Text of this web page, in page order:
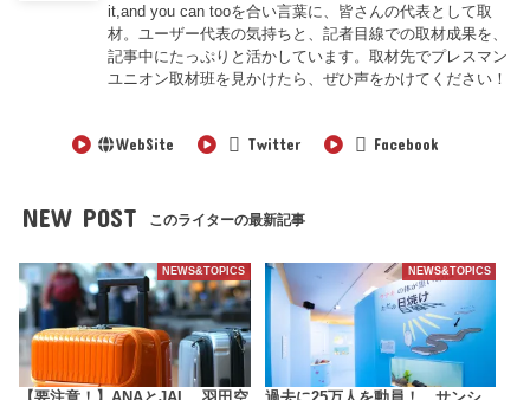
it,and you can tooを合い言葉に、皆さんの代表として取
材。ユーザー代表の気持ちと、記者目線での取材成果を、
記事中にたっぷりと活かしています。取材先でプレスマン
ユニオン取材班を見かけたら、ぜひ声をかけてください！
WebSite Twitter Facebook
NEW POST このライターの最新記事
NEWS&TOPICS NEWS&TOPICS